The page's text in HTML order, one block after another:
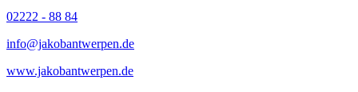
02222 - 88 84
info@jakobantwerpen.de
www.jakobantwerpen.de